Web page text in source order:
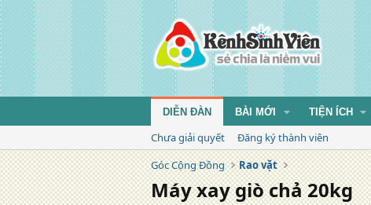
DIỄN ĐÀN BÀI MỚI TIỆN ÍCH
Chưa giải quyết
Đăng ký thành viên
Góc Cộng Đồng
Rao vặt
Máy xay giò chả 20kg